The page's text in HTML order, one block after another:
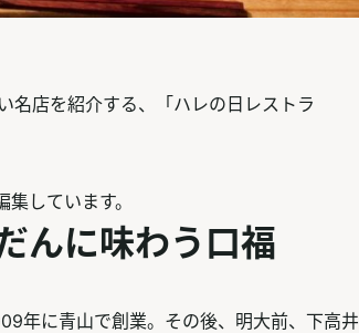
名店を紹介する、「ハレの日レストラ
しています。
んに味わう口福
年に青山で創業。その後、明大前、下高井